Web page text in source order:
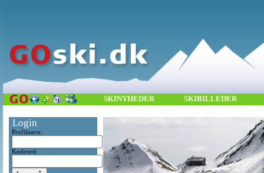
SKINYHEDER SKIBILLEDER
Login
Profilnavn:
Kodeord: